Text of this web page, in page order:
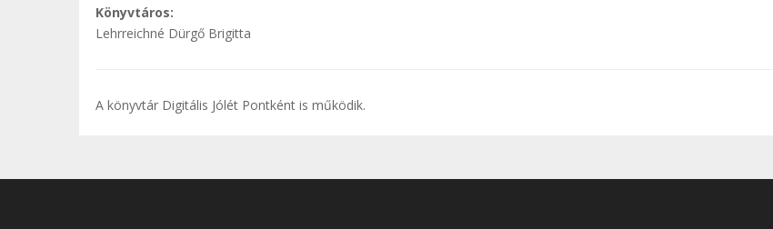
Könyvtáros:
Lehrreichné Dürgő Brigitta
A könyvtár Digitális Jólét Pontként is működik.